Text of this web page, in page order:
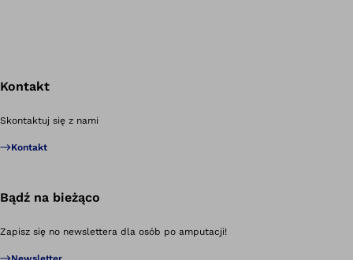
Kontakt
Skontaktuj się z nami
Kontakt
Bądź na bieżąco
Zapisz się no newslettera dla osób po amputacji!